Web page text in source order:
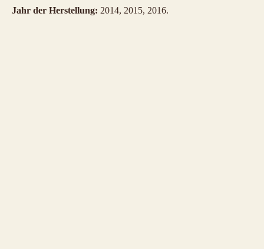
Jahr der Herstellung: 2014, 2015, 2016.